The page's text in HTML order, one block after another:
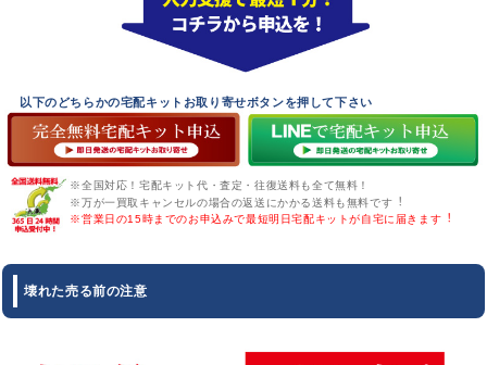
以下のどちらかの宅配キットお取り寄せボタンを押して下さい
※全国対応！宅配キット代・査定・往復送料も全て無料！
※万が一買取キャンセルの場合の返送にかかる送料も無料です︕
※営業日の15時までのお申込みで最短明日宅配キットが自宅に届きます︕
壊れた売る前の注意